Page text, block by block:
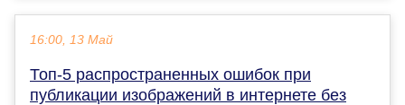
16:00, 13 Май
Топ-5 распространенных ошибок при
публикации изображений в интернете без